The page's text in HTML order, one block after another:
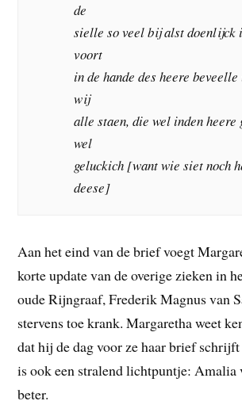
de
sielle so veel bij alst doenlijck
voort
in de hande des heere
wij
alle staen, die wel inden heere
wel
geluckich [want wie siet noch
deese]
Aan het eind van de brief voegt
korte update van de overige zieken in
oude Rijngraaf, Frederik Magnus van
stervens toe krank. Margaretha weet
dat hij de dag voor ze haar brief
is ook een stralend lichtpuntje: Amalia
beter.